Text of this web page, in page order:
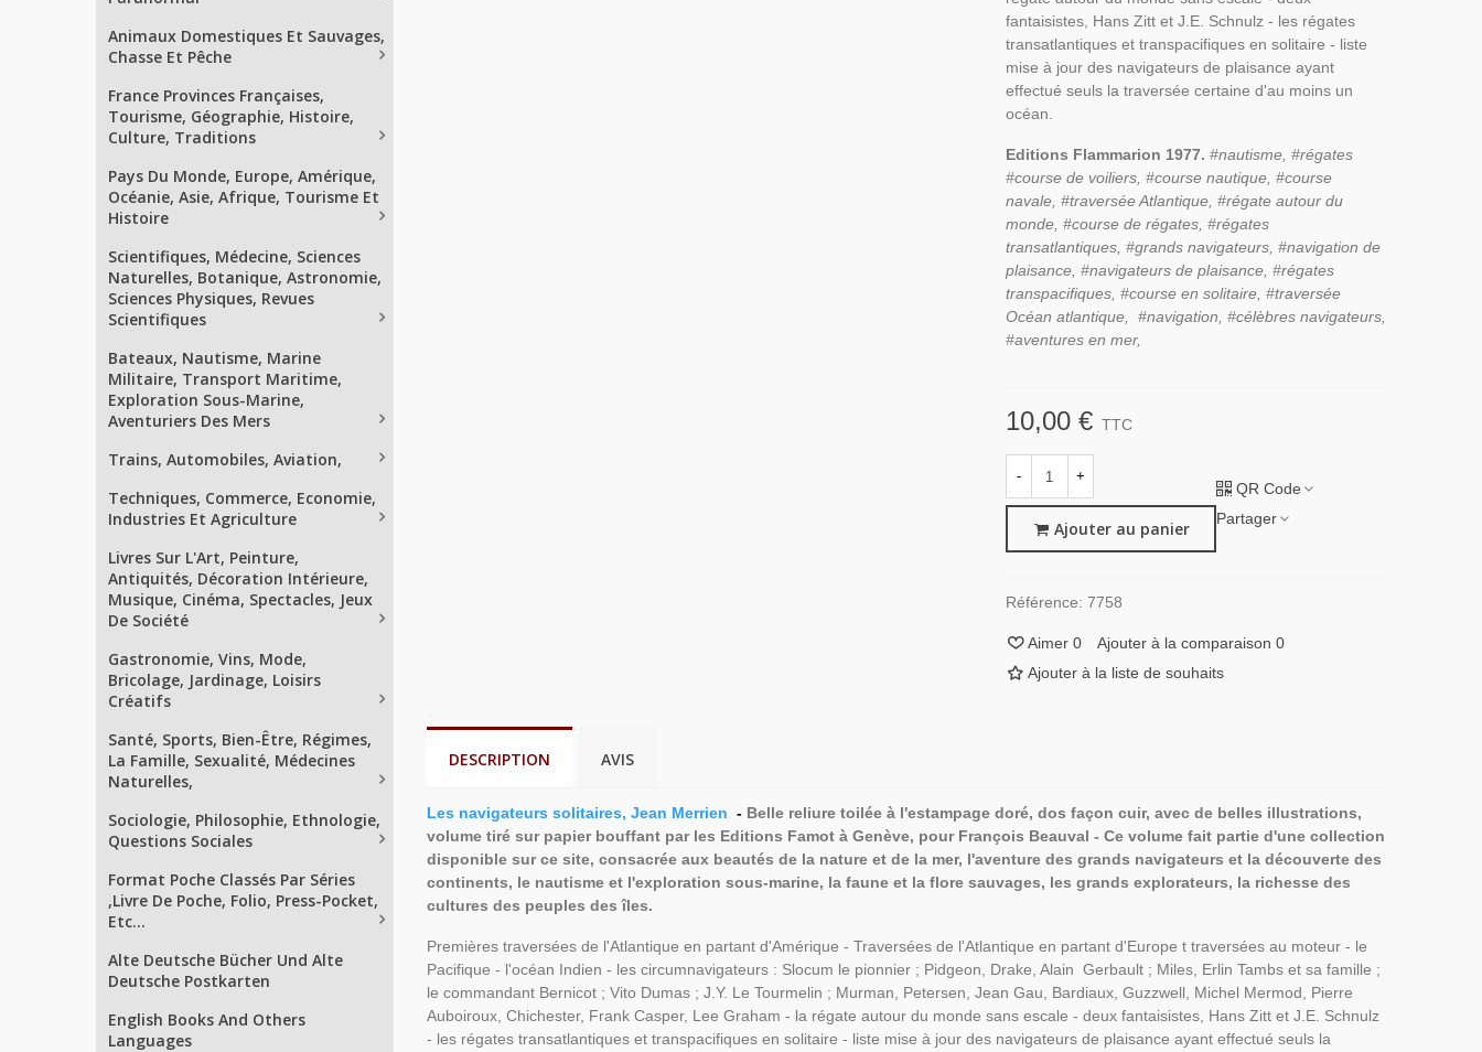
Animaux Domestiques Et Sauvages,
Chasse Et Pêche
France Provinces Françaises,
Tourisme, Géographie, Histoire,
Culture, Traditions
Pays Du Monde, Europe, Amérique,
Océanie, Asie, Afrique, Tourisme Et
Histoire
Scientifiques, Médecine, Sciences
Naturelles, Botanique, Astronomie,
Sciences Physiques, Revues
Scientifiques
Bateaux, Nautisme, Marine
Militaire, Transport Maritime,
Exploration Sous-Marine,
Aventuriers Des Mers
Trains, Automobiles, Aviation,
Techniques, Commerce, Economie,
Industries Et Agriculture
Livres Sur L'Art, Peinture,
Antiquités, Décoration Intérieure,
Musique, Cinéma, Spectacles, Jeux
De Société
Gastronomie, Vins, Mode,
Bricolage, Jardinage, Loisirs
Créatifs
Santé, Sports, Bien-Être, Régimes,
La Famille, Sexualité, Médecines
Naturelles,
Sociologie, Philosophie, Ethnologie,
Questions Sociales
Format Poche Classés Par Séries
,Livre De Poche, Folio, Press-Pocket,
Etc...
Alte Deutsche Bücher Und Alte
Deutsche Postkarten
English Books And Others
Languages
fantaisistes, Hans Zitt et J.E. Schnulz - les régates
transatlantiques et transpacifiques en solitaire - liste
mise à jour des navigateurs de plaisance ayant
effectué seuls la traversée certaine d'au moins un
océan.
Editions Flammarion 1977. #nautisme, #régates
#course de voiliers, #course nautique, #course
navale, #traversée Atlantique, #régate autour du
monde, #course de régates, #régates
transatlantiques, #grands navigateurs, #navigation de
plaisance, #navigateurs de plaisance, #régates
transpacifiques, #course en solitaire, #traversée
Océan atlantique, #navigation, #célèbres navigateurs,
#aventures en mer,
10,00 € TTC
- +
Ajouter au panier
QR Code
Partager
Référence: 7758
Aimer 0 Ajouter à la comparaison 0
Ajouter à la liste de souhaits
DESCRIPTION AVIS
Les navigateurs solitaires, Jean Merrien - Belle reliure toilée à l'estampage doré, dos façon cuir, avec de belles illustrations,
volume tiré sur papier bouffant par les Editions Famot à Genève, pour François Beauval - Ce volume fait partie d'une collection
disponible sur ce site, consacrée aux beautés de la nature et de la mer, l'aventure des grands navigateurs et la découverte des
continents, le nautisme et l'exploration sous-marine, la faune et la flore sauvages, les grands explorateurs, la richesse des
cultures des peuples des îles.
Premières traversées de l'Atlantique en partant d'Amérique - Traversées de l'Atlantique en partant d'Europe t traversées au moteur - le
Pacifique - l'océan Indien - les circumnavigateurs : Slocum le pionnier ; Pidgeon, Drake, Alain Gerbault ; Miles, Erlin Tambs et sa famille ;
le commandant Bernicot ; Vito Dumas ; J.Y. Le Tourmelin ; Murman, Petersen, Jean Gau, Bardiaux, Guzzwell, Michel Mermod, Pierre
Auboiroux, Chichester, Frank Casper, Lee Graham - la régate autour du monde sans escale - deux fantaisistes, Hans Zitt et J.E. Schnulz
- les régates transatlantiques et transpacifiques en solitaire - liste mise à jour des navigateurs de plaisance ayant effectué seuls la